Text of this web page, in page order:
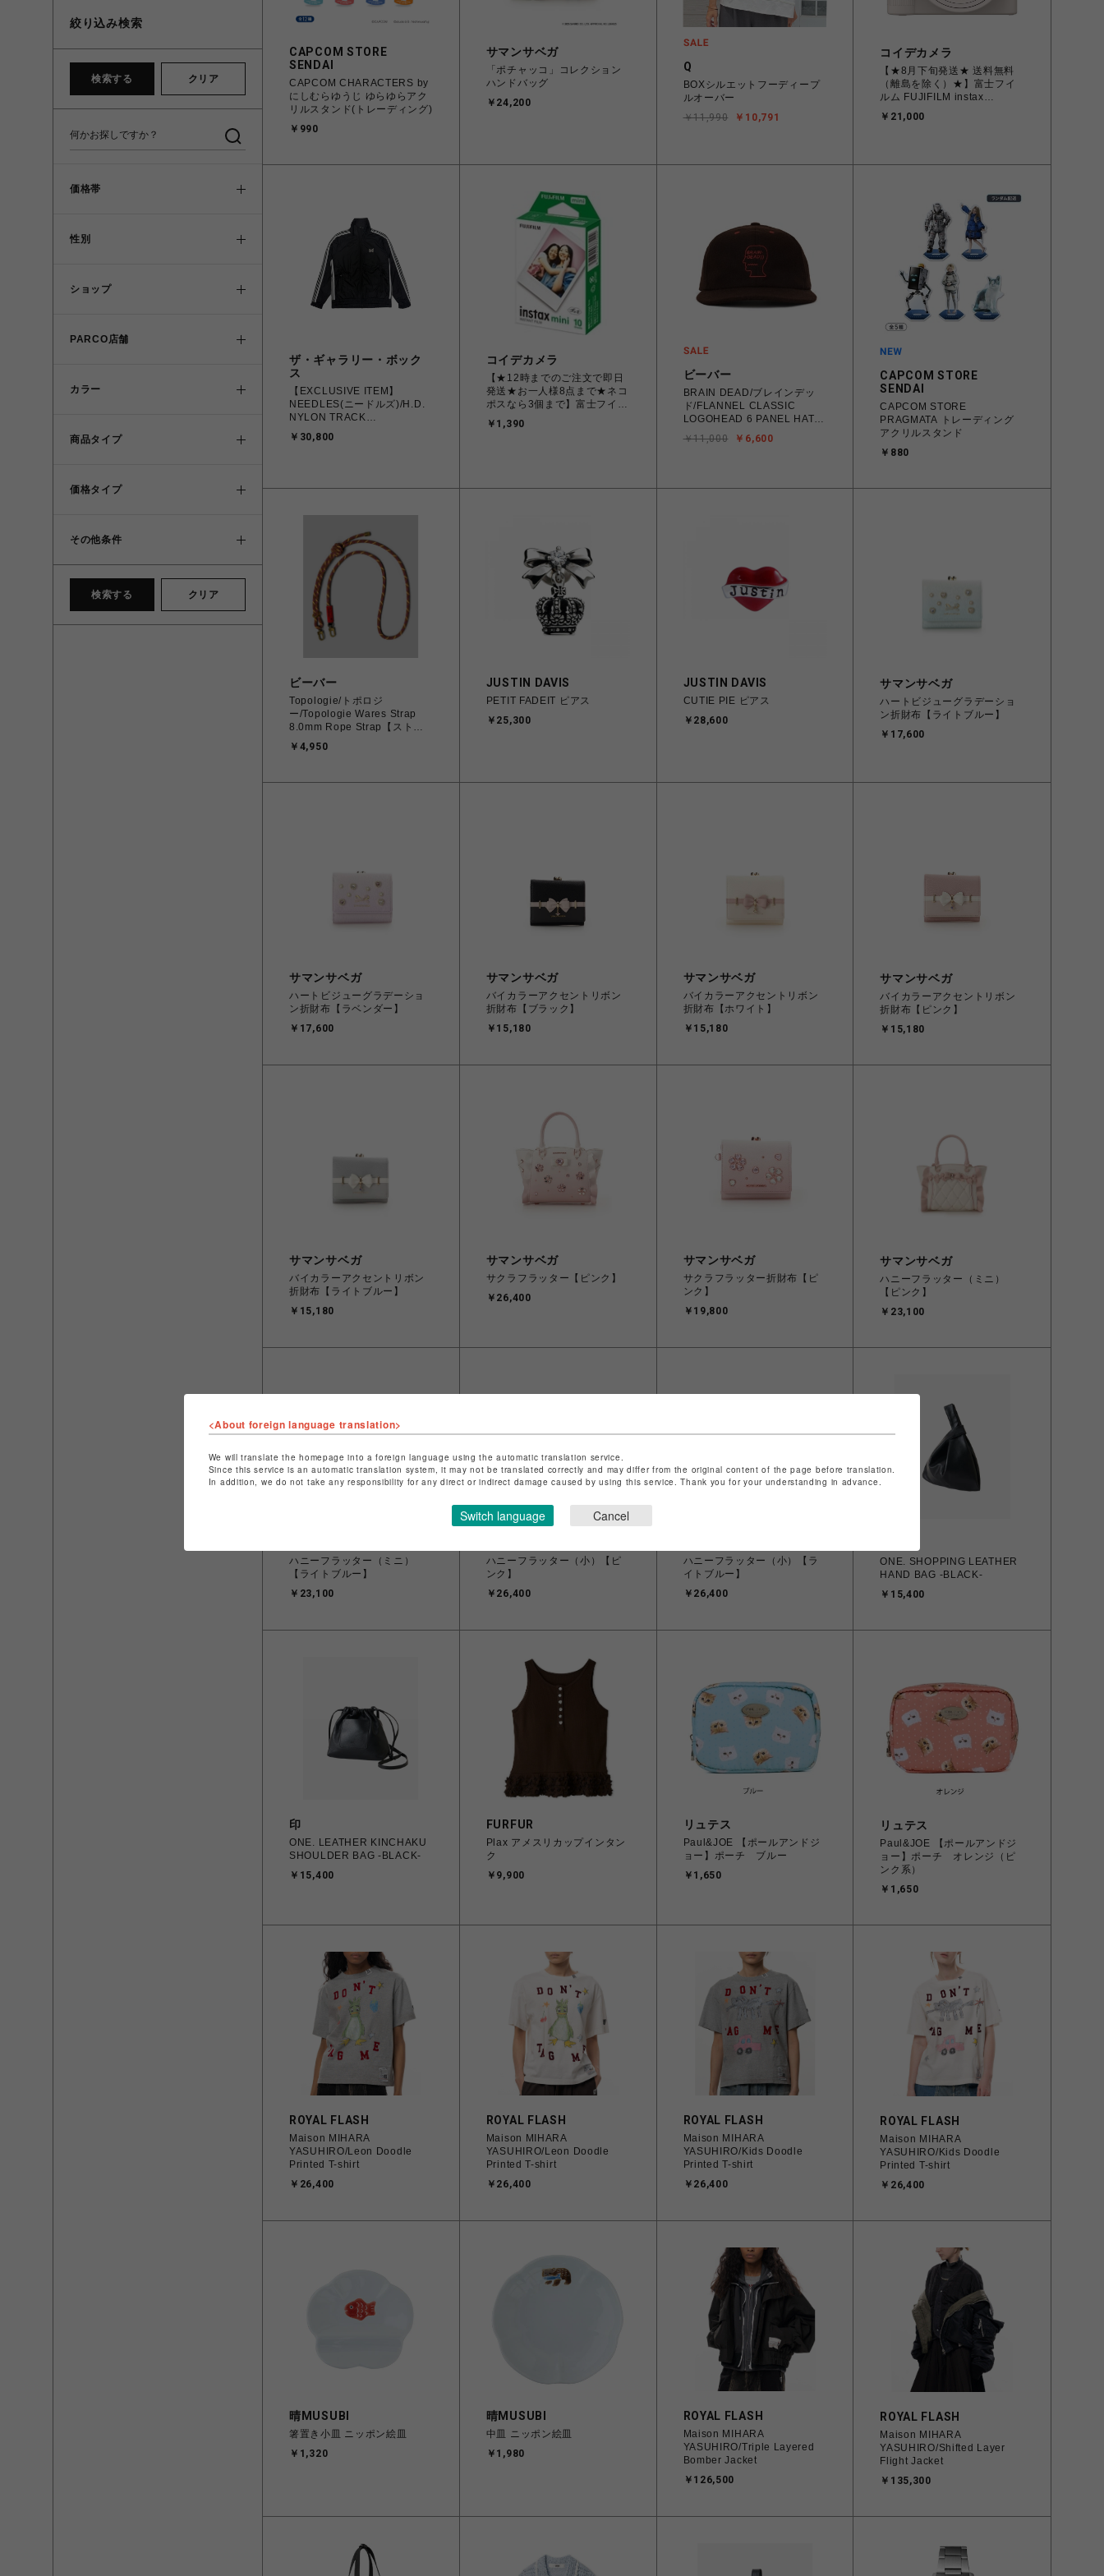
絞り込み検索
検索する クリア
価格帯
性別
ショップ
PARCO店舗
カラー
商品タイプ
価格タイプ
その他条件
検索する クリア
CAPCOM STORE
SENDAI
CAPCOM CHARACTERS by
にしむらゆうじ ゆらゆらアク
リルスタンド(トレーディング)
￥990
サマンサベガ
「ポチャッコ」コレクション
ハンドバッグ
￥24,200
Q
BOXシルエットフーディープ
ルオーバー
￥10,791
￥11,990
コイデカメラ
【★8月下旬発送★ 送料無料
（離島を除く）★】富士フイ
ルム FUJIFILM instax
カメラ チェキスクエア チョー
￥21,000
ザ・ギャラリー・ボック
ス
【EXCLUSIVE ITEM】
NEEDLES(ニードルズ)/H.D.
NYLON TRACK
￥30,800
コイデカメラ
【★12時までのご注文で即日
発送★お一人様8点まで★ネコ
ポスなら3個まで】富士フイル
FUJIFILM INSTAX MINI JP1 [
￥1,390
ビーバー
BRAIN DEAD/ブレインデッ
ド/FLANNEL CLASSIC
LOGOHEAD 6 PANEL HAT -
￥6,600
￥11,000
CAPCOM STORE
SENDAI
CAPCOM STORE
PRAGMATA トレーディング
アクリルスタンド
￥880
ビーバー
Topologie/トポロジ
ー/Topologie Wares Strap
8.0mm Rope Strap【ストラ
ップ単体】
￥4,950
JUSTIN DAVIS
PETIT FADEIT ピアス
￥25,300
JUSTIN DAVIS
CUTIE PIE ピアス
￥28,600
サマンサベガ
ハートビジューグラデーショ
ン折財布【ライトブルー】
￥17,600
サマンサベガ
ハートビジューグラデーショ
ン折財布【ラベンダー】
￥17,600
サマンサベガ
バイカラーアクセントリボン
折財布【ブラック】
￥15,180
サマンサベガ
バイカラーアクセントリボン
折財布【ホワイト】
￥15,180
サマンサベガ
バイカラーアクセントリボン
折財布【ピンク】
￥15,180
サマンサベガ
バイカラーアクセントリボン
折財布【ライトブルー】
￥15,180
サマンサベガ
サクラフラッター【ピンク】
￥26,400
サマンサベガ
サクラフラッター折財布【ピ
ンク】
￥19,800
サマンサベガ
ハニーフラッター（ミニ）
【ピンク】
￥23,100
ハニーフラッター（ミニ）
【ライトブルー】
￥23,100
ハニーフラッター（小）【ピ
ンク】
￥26,400
ハニーフラッター（小）【ラ
イトブルー】
￥26,400
ONE. SHOPPING LEATHER
HAND BAG -BLACK-
￥15,400
印
ONE. LEATHER KINCHAKU
SHOULDER BAG -BLACK-
￥15,400
FURFUR
Plax アメスリカップインタン
ク
￥9,900
リュテス
Paul&JOE 【ポールアンドジ
ョー】ポーチ ブルー
￥1,650
リュテス
Paul&JOE 【ポールアンドジ
ョー】ポーチ オレンジ（ピ
ンク系）
￥1,650
ROYAL FLASH
Maison MIHARA
YASUHIRO/Leon Doodle
Printed T-shirt
￥26,400
ROYAL FLASH
Maison MIHARA
YASUHIRO/Leon Doodle
Printed T-shirt
￥26,400
ROYAL FLASH
Maison MIHARA
YASUHIRO/Kids Doodle
Printed T-shirt
￥26,400
ROYAL FLASH
Maison MIHARA
YASUHIRO/Kids Doodle
Printed T-shirt
￥26,400
晴MUSUBI
箸置き小皿 ニッポン絵皿
￥1,320
晴MUSUBI
中皿 ニッポン絵皿
￥1,980
ROYAL FLASH
Maison MIHARA
YASUHIRO/Triple Layered
Bomber Jacket
￥126,500
ROYAL FLASH
Maison MIHARA
YASUHIRO/Shifted Layer
Flight Jacket
￥135,300
<About foreign language translation>
We will translate the homepage into a foreign language using the automatic translation service.
Since this service is an automatic translation system, it may not be translated correctly and may differ from the original content of the page before translation.
In addition, we do not take any responsibility for any direct or indirect damage caused by using this service. Thank you for your understanding in advance.
Switch language Cancel